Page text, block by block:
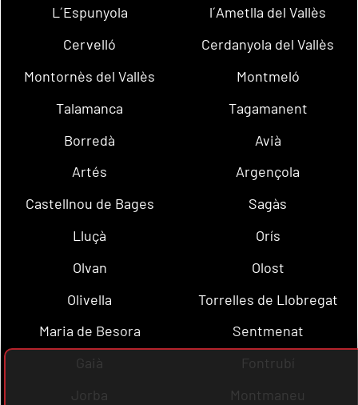
L´Espunyola
l´Ametlla del Vallès
Cervelló
Cerdanyola del Vallès
Montornès del Vallès
Montmeló
Talamanca
Tagamanent
Borredà
Avià
Artés
Argençola
Castellnou de Bages
Sagàs
Lluçà
Orís
Olvan
Olost
Olivella
Torrelles de Llobregat
Maria de Besora
Sentmenat
Gaià
Fontrubí
Jorba
Montmaneu